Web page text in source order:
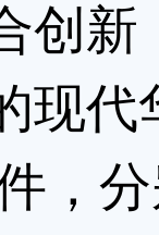
创
现
，